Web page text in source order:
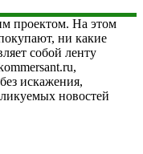
проектом. На этом
ни какие
собой ленту
искажения,
новостей